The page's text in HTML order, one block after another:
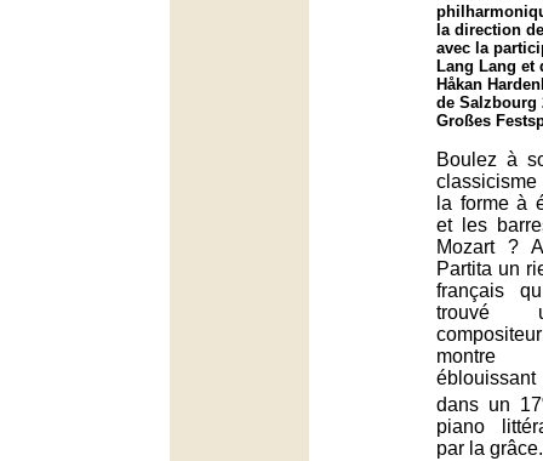
la direction
avec la
Lang Lang et
Håkan
de Salzbourg
Großes
Boulez à
la forme à
et les
Mozart ?
Partita un
français
trouvé
montre
dans un 17
piano
par la grâce.